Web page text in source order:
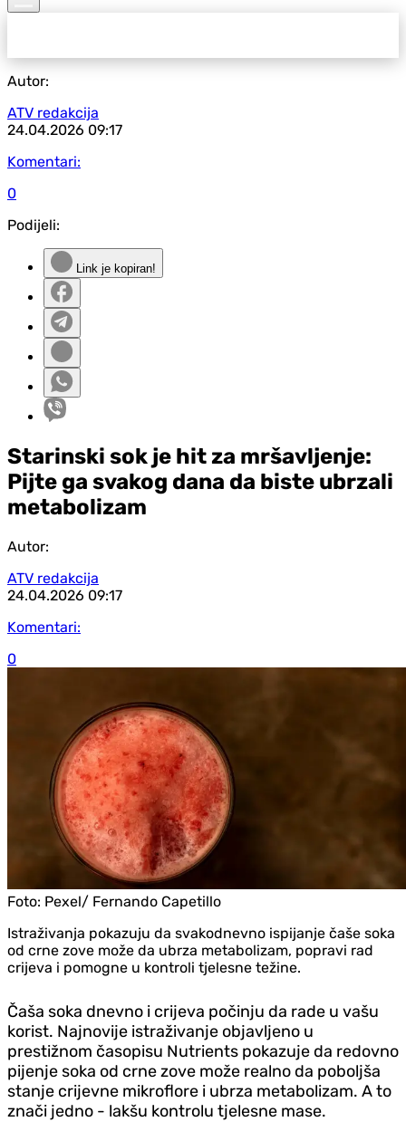
Autor:
ATV redakcija
24.04.2026 09:17
Komentari:
0
Podijeli:
Link je kopiran!
Starinski sok je hit za mršavljenje:
Pijte ga svakog dana da biste ubrzali
metabolizam
Autor:
ATV redakcija
24.04.2026 09:17
Komentari:
0
Foto: Pexel/ Fernando Capetillo
Istraživanja pokazuju da svakodnevno ispijanje čaše soka
od crne zove može da ubrza metabolizam, popravi rad
crijeva i pomogne u kontroli tjelesne težine.
Čaša soka dnevno i crijeva počinju da rade u vašu
korist. Najnovije istraživanje objavljeno u
prestižnom časopisu Nutrients pokazuje da redovno
pijenje soka od crne zove može realno da poboljša
stanje crijevne mikroflore i ubrza metabolizam. A to
znači jedno - lakšu kontrolu tjelesne mase.